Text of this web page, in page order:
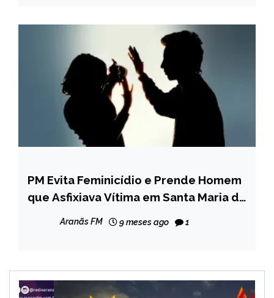
MINAS
GERAIS
NOTÍCIAS
PM Evita Feminicídio e Prende Homem
que Asfixiava Vítima em Santa Maria do
Aranãs FM 9 meses ago 1